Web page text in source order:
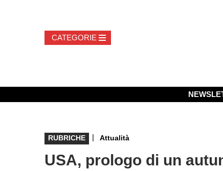
RUBRICHE | Attualità
USA, prologo di un